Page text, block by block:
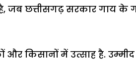
है, जब छत्तीसगढ़ सरकार गाय
किसानों में उत्साह है. उम्मीद